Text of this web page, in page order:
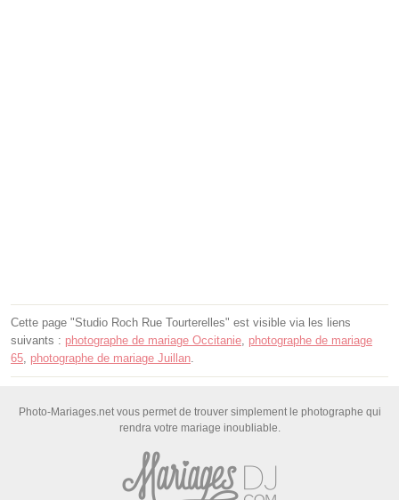
Cette page "Studio Roch Rue Tourterelles" est visible via les liens
suivants : photographe de mariage Occitanie photographe de mariage
65 photographe de mariage Juillan
Photo-Mariages.net vous permet de trouver simplement le photographe qui
rendra votre mariage inoubliable.